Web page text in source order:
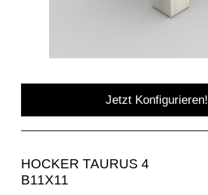
Jetzt Konfigurieren!
HOCKER TAURUS 4
B11X11